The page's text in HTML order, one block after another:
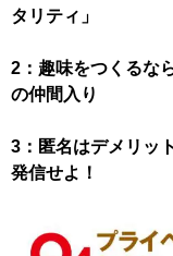
タリティ」
2：趣味をつくるな
の仲間入り
3：匿名はデメリッ
発信せよ！